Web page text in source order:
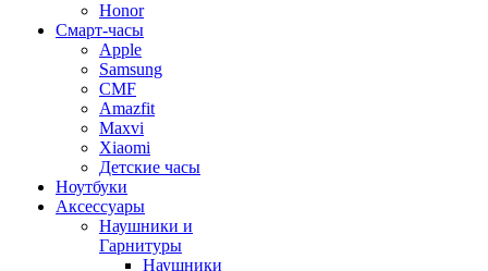
Honor
Смарт-часы
Apple
Samsung
CMF
Amazfit
Maxvi
Xiaomi
Детские часы
Ноутбуки
Аксессуары
Наушники и
Гарнитуры
Наушники